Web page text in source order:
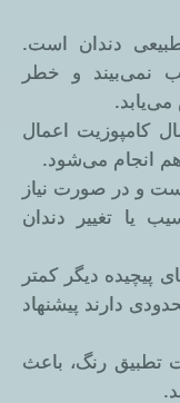
دندان است.
نمی‌بیند و خطر
کامپوزیت اعمال
انجام می‌شود.
و در صورت نیاز
یا تغییر دندان
دیگر کمتر
دارند پیشنهاد
تطبیق رنگ، باعث